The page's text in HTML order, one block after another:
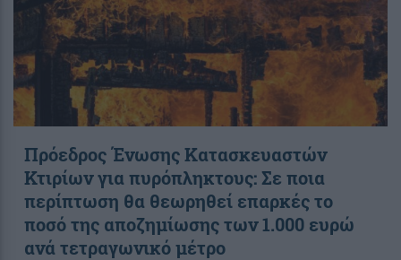
Πρόεδρος Ένωσης Κατασκευαστών
Κτιρίων για πυρόπληκτους: Σε ποια
περίπτωση θα θεωρηθεί επαρκές το
ποσό της αποζημίωσης των 1.000 ευρώ
ανά τετραγωνικό μέτρο